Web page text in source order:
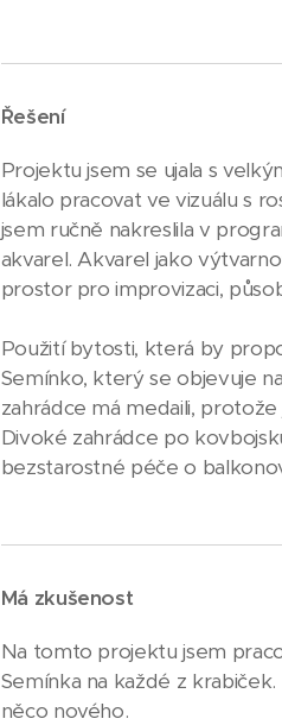
Řešení
Projektu jsem se ujala s
lákalo pracovat ve vizuálu s
jsem ručně nakreslila v
akvarel. Akvarel jako
prostor pro improvizaci,
Použití bytosti, která by
Semínko, který se objevuje
zahrádce má medaili,
Divoké zahrádce po
bezstarostné péče o
Má zkušenost
Na tomto projektu jsem
Semínka na každé z
něco nového.